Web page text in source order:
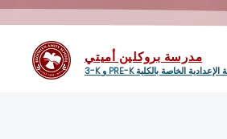
مدرسة بروكلين أميتي